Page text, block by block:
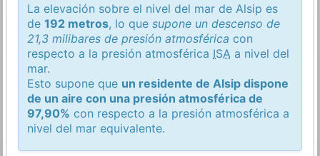
La elevación sobre el nivel del mar de Alsip es
de192 metros, lo quesupone un descenso de
21,3 milibares de presión atmosférica con
respecto a la presión atmosférica ISA a nivel del
mar.
Esto supone que un residente de Alsip dispone
de un aire con una presión atmosférica de
97,90% con respecto a la presión atmosférica a
nivel del mar equivalente.